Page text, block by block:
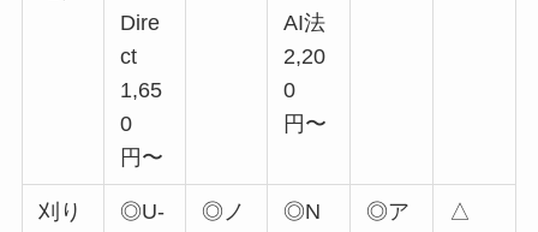
Dire
ct
1,65
0
円〜
AI法
2,20
0
円〜
刈り
◎U-
◎ノ
◎N
◎ア
△